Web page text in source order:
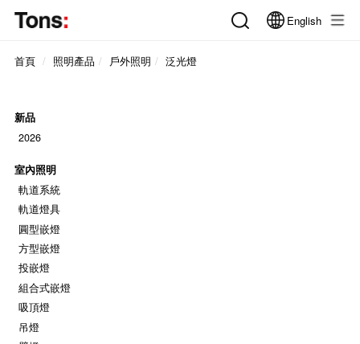
English
首頁 照明產品 戶外照明 泛光燈
新品
2026
室內照明
軌道系統
軌道燈具
圓型嵌燈
方型嵌燈
投嵌燈
組合式嵌燈
吸頂燈
吊燈